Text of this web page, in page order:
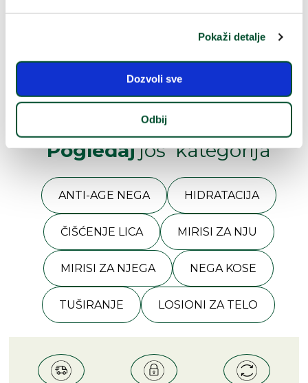
Pokaži detalje
Dozvoli sve
Odbij
sa ekološkim
Pogledajjoš kategorija
ANTI-AGE NEGA HIDRATACIJA
ČIŠĆENJE LICA MIRISI ZA NJU
MIRISI ZA NJEGA NEGA KOSE
TUŠIRANJE LOSIONI ZA TELO